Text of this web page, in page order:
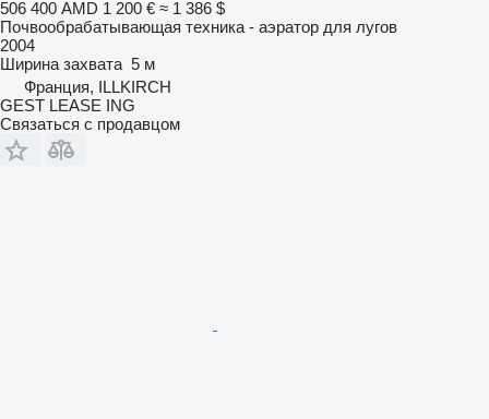
506 400 AMD 1 200 € ≈ 1 386 $
Почвообрабатывающая техника - аэратор для лугов
2004
Ширина захвата 5 м
Франция, ILLKIRCH
GEST LEASE ING
Связаться с продавцом